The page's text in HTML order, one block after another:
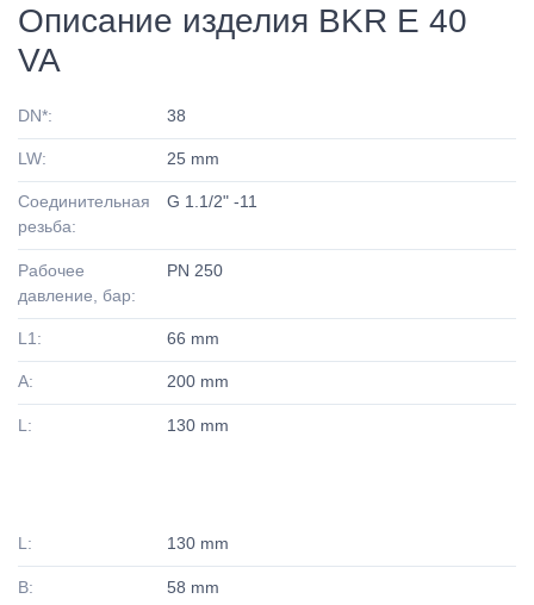
Описание изделия BKR E 40
VA
DN*: 38
LW: 25 mm
Соединительная
резьба:
G 1.1/2" -11
Рабочее
давление, бар:
PN 250
L1: 66 mm
A: 200 mm
L: 130 mm
L: 130 mm
B: 58 mm